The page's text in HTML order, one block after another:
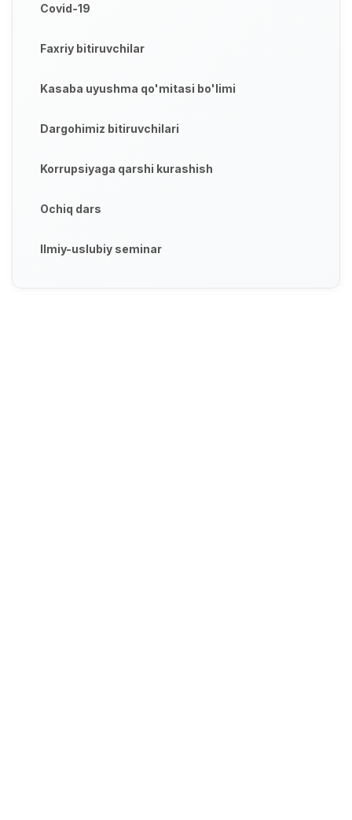
Covid-19
Faxriy bitiruvchilar
Kasaba uyushma qo'mitasi bo'limi
Dargohimiz bitiruvchilari
Korrupsiyaga qarshi kurashish
Ochiq dars
Ilmiy-uslubiy seminar